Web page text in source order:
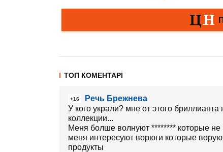
ТОП КОМЕНТАРІ
+16
Речь Брежнева
У кого украли? мне от этого
коллекции...
Меня болше волнуют ******** которые не
меня интересуют ворюги которые
продукты